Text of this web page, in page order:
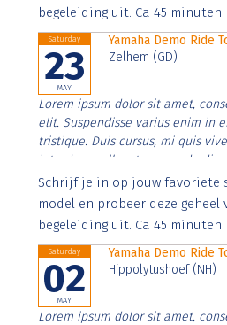
begeleiding uit. Ca 45 minuten
Saturday
23
MAY
Yamaha Demo Ride
Zelhem (GD)
Lorem ipsum dolor sit amet,
elit. Suspendisse varius enim in
tristique. Duis cursus, mi quis
interdum nulla, ut commodo
Aenean faucibus nibh et justo
imperdiet. Nunc ut sem vitae
Schrijf je in op jouw favoriete
model en probeer deze
begeleiding uit. Ca 45 minuten
Saturday
02
MAY
Yamaha Demo Ride
Hippolytushoef (NH)
Lorem ipsum dolor sit amet,